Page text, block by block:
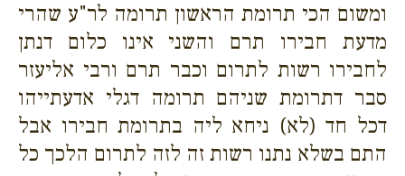
ומשום הכי תרומת הראשון תרומה לר"ע שהרי
מדעת חבירו תרם והשני אינו כלום דנתן
לחבירו רשות לתרום וכבר תרם ורבי אליעזר
סבר דתרומת שניהם תרומה דגלי אדעתייהו
דכל חד (לא) ניחא ליה בתרומת חבירו אבל
התם בשלא נתנו רשות זה לזה לתרום הלכך כל